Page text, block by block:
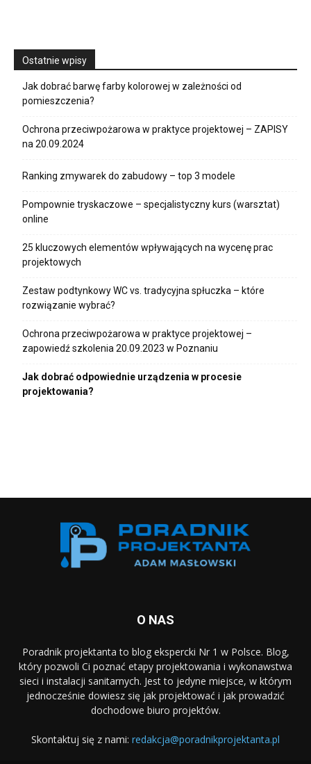
Ostatnie wpisy
Jak dobrać barwę farby kolorowej w zależności od
pomieszczenia?
Ochrona przeciwpożarowa w praktyce projektowej – ZAPISY
na 20.09.2024
Ranking zmywarek do zabudowy – top 3 modele
Pompownie tryskaczowe – specjalistyczny kurs (warsztat)
online
25 kluczowych elementów wpływających na wycenę prac
projektowych
Zestaw podtynkowy WC vs. tradycyjna spłuczka – które
rozwiązanie wybrać?
Ochrona przeciwpożarowa w praktyce projektowej –
zapowiedź szkolenia 20.09.2023 w Poznaniu
Jak dobrać odpowiednie urządzenia w procesie
projektowania?
O NAS
Poradnik projektanta to blog ekspercki Nr 1 w Polsce. Blog,
który pozwoli Ci poznać etapy projektowania i wykonawstwa
sieci i instalacji sanitarnych. Jest to jedyne miejsce, w którym
jednocześnie dowiesz się jak projektować i jak prowadzić
dochodowe biuro projektów.
Skontaktuj się z nami: redakcja@poradnikprojektanta.pl